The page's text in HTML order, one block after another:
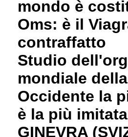
mondo è
Oms: è il
contraffatto
Studio
mondiale
Occidente la
è la più
GINEVRA